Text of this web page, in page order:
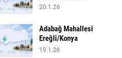
20.1.26
Adabağ Mahallesi
Ereğli/Konya
19.1.26